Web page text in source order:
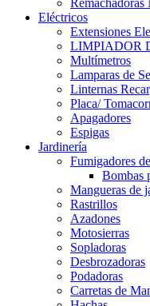
Remachadoras
Eléctricos
Extensiones
LIMPIADOR
Multímetros
Lamparas de
Linternas
Placa/
Apagadores
Espigas
Jardinería
Fumigadores
Bombas
Mangueras de
Rastrillos
Azadones
Motosierras
Sopladoras
Desbrozadoras
Podadoras
Carretas de